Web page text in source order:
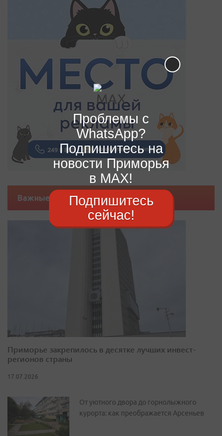
Важные новости
Приморье закрепилось в десятке лучших инвест-
регионов страны
17.07.2026
От уютного двора до горнолыжного
курорта: как преображается Арсеньев
Проблемы с
WhatsApp?
Подпишитесь на
новости Приморья
в MAX!
Подпишитесь
сейчас!